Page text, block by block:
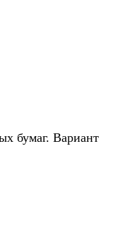
бумаг. Вариант